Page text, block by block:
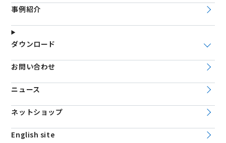
事例紹介
ダウンロード
お問い合わせ
ニュース
ネットショップ
English site